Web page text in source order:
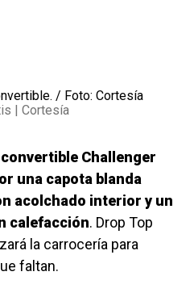
/ Foto: Cortesía
| Cortesía
Challenger
una capota blanda
acolchado interior y un
calefacción. Drop Top
la carrocería para
faltan.